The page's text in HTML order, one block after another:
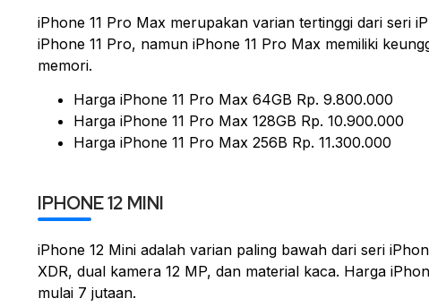
iPhone 11 Pro Max merupakan varian tertinggi dari seri
iPhone 11 Pro, namun iPhone 11 Pro Max memiliki
memori.
Harga iPhone 11 Pro Max 64GB Rp. 9.800.000
Harga iPhone 11 Pro Max 128GB Rp. 10.900.000
Harga iPhone 11 Pro Max 256B Rp. 11.300.000
IPHONE 12 MINI
iPhone 12 Mini adalah varian paling bawah dari seri
XDR, dual kamera 12 MP, dan material kaca. Harga
mulai 7 jutaan.